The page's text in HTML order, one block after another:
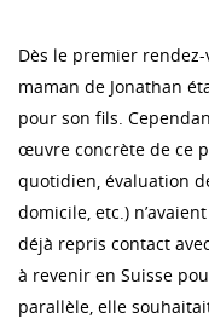
Dès le premier rendez-
maman de Jonathan
pour son fils.
œuvre concrète de ce
quotidien, évaluation
domicile, etc.)
déjà repris contact
à revenir en Suisse
parallèle, elle